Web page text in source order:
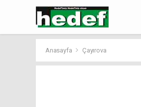
Anasayfa Çayırova